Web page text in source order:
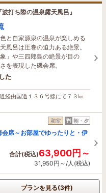
打ち際の温泉露天風呂』
と自家源泉の温泉が楽しめる
風呂は圧巻の迫力ある絶景。
」や三四郎島の絶景が目の
を表現した磯会席。
す
た
経由国道１３６号線にて７３㎞
和室 朝・夕
会席～お部屋でゆったりと・伊
合計(税込)63,900円～
31,950円～/人(税込)
プランを見る(3件)